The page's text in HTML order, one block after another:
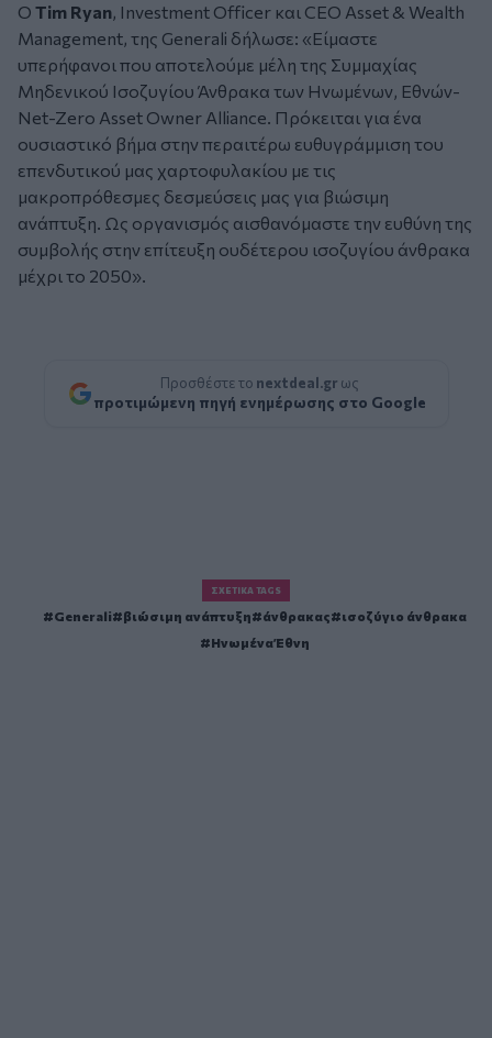
Ο Tim Ryan, Investment Officer και CEO Asset & Wealth
Management, της Generali δήλωσε: «Είμαστε
υπερήφανοι που αποτελούμε μέλη της Συμμαχίας
Μηδενικού Ισοζυγίου Άνθρακα των Ηνωμένων, Εθνών-
Net-Zero Asset Owner Alliance. Πρόκειται για ένα
ουσιαστικό βήμα στην περαιτέρω ευθυγράμμιση του
επενδυτικού μας χαρτοφυλακίου με τις
μακροπρόθεσμες δεσμεύσεις μας για βιώσιμη
ανάπτυξη. Ως οργανισμός αισθανόμαστε την ευθύνη της
συμβολής στην επίτευξη ουδέτερου ισοζυγίου άνθρακα
μέχρι το 2050».
Προσθέστε το nextdeal.gr ως
προτιμώμενη πηγή ενημέρωσης στο Google
ΣΧΕΤΙΚΆ TAGS
Generali βιώσιμη ανάπτυξη άνθρακας
ισοζύγιο άνθρακα
Ηνωμένα Έθνη